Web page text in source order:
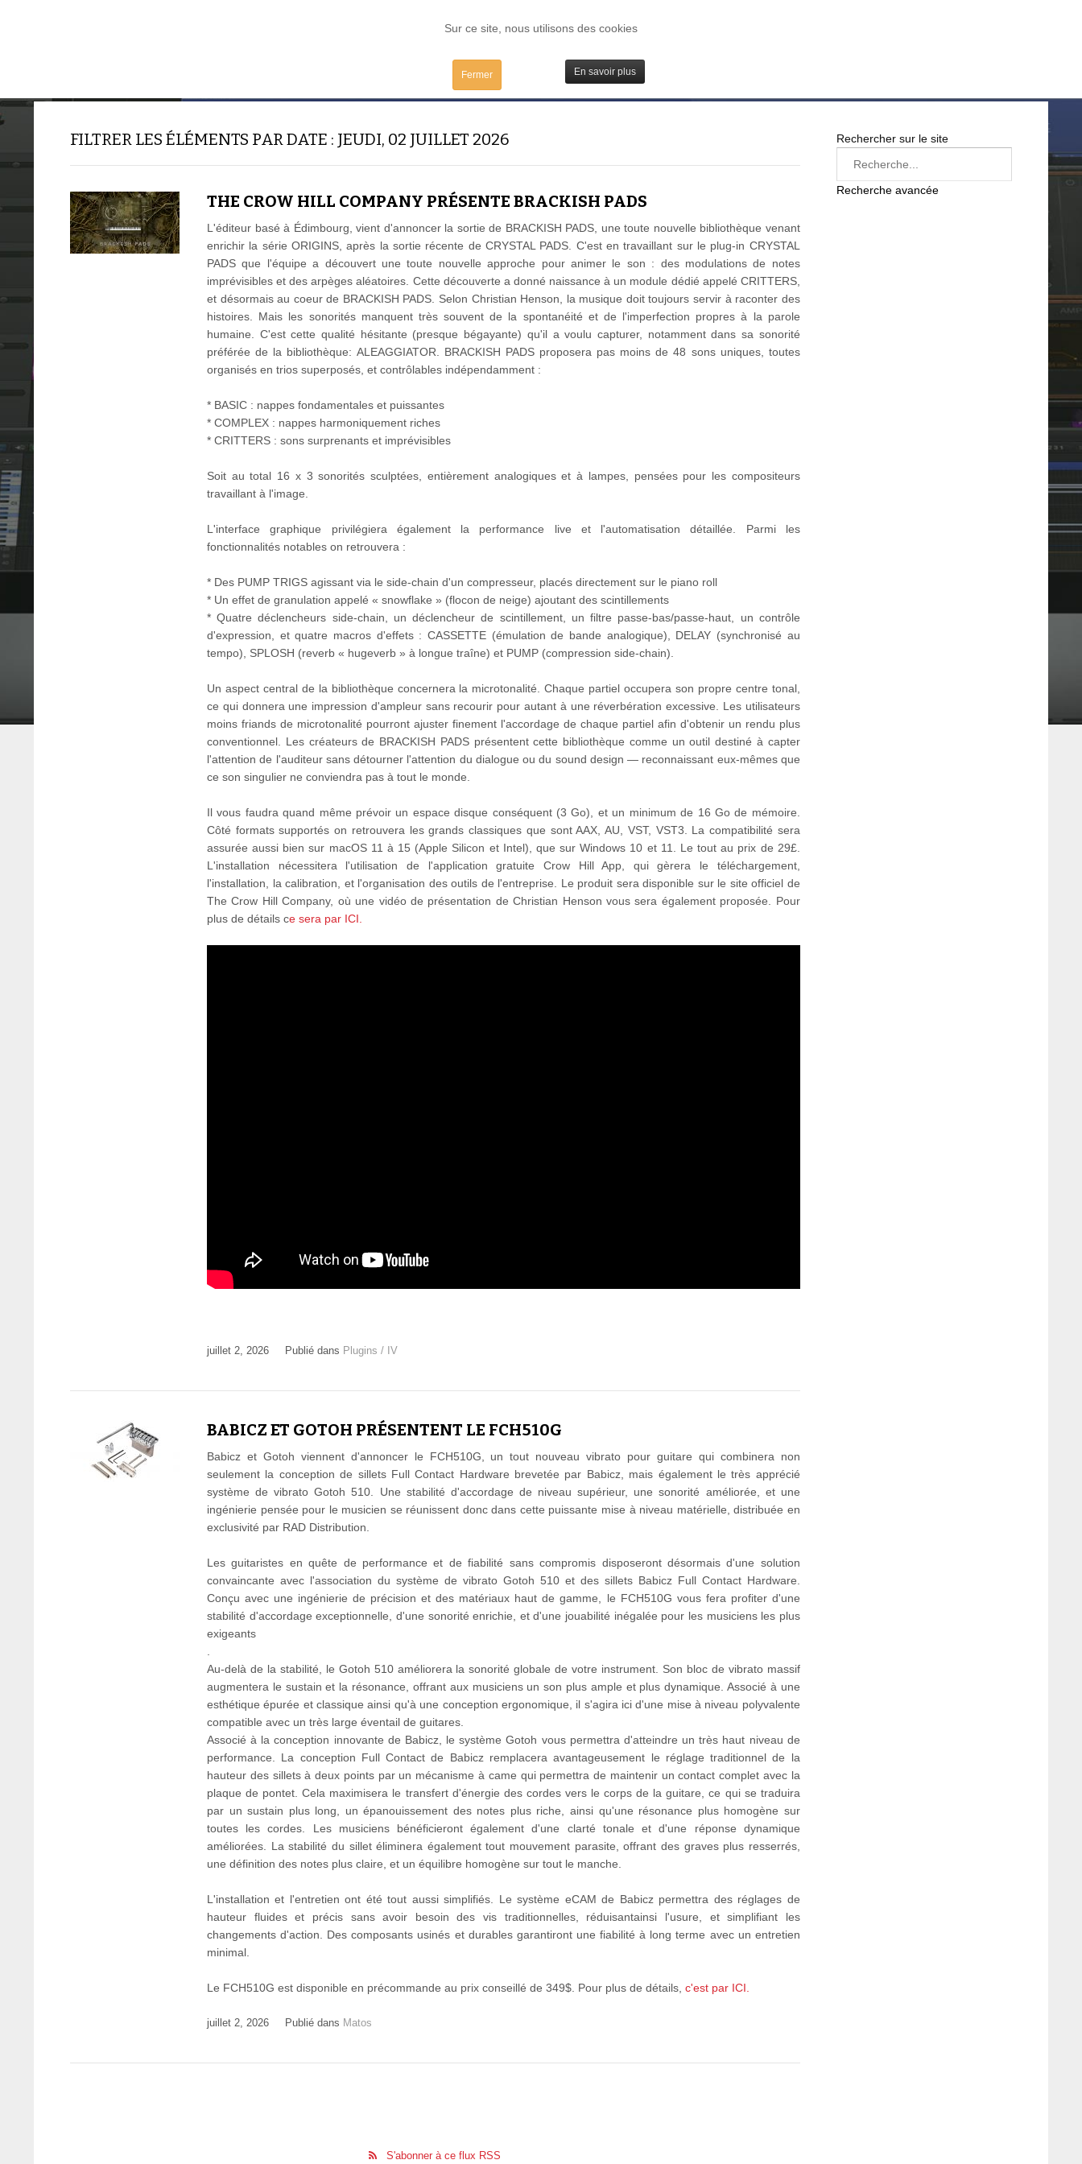
Sur ce site, nous utilisons des cookies
Fermer En savoir plus
TESTS IBIDULES / MAC PLUGS / IV
FILTRER LES ÉLÉMENTS PAR DATE : JEUDI, 02 JUILLET 2026
THE CROW HILL COMPANY PRÉSENTE BRACKISH PADS
L'éditeur basé à Édimbourg, vient d'annoncer la sortie de BRACKISH PADS, une toute nouvelle bibliothèque venant
enrichir la série ORIGINS, après la sortie récente de CRYSTAL PADS. C'est en travaillant sur le plug-in CRYSTAL
PADS que l'équipe a découvert une toute nouvelle approche pour animer le son : des modulations de notes
imprévisibles et des arpèges aléatoires. Cette découverte a donné naissance à un module dédié appelé CRITTERS,
et désormais au coeur de BRACKISH PADS. Selon Christian Henson, la musique doit toujours servir à raconter des
histoires. Mais les sonorités manquent très souvent de la spontanéité et de l'imperfection propres à la parole
humaine. C'est cette qualité hésitante (presque bégayante) qu'il a voulu capturer, notamment dans sa sonorité
préférée de la bibliothèque: ALEAGGIATOR. BRACKISH PADS proposera pas moins de 48 sons uniques, toutes
organisés en trios superposés, et contrôlables indépendamment :
* BASIC : nappes fondamentales et puissantes
* COMPLEX : nappes harmoniquement riches
* CRITTERS : sons surprenants et imprévisibles
Soit au total 16 x 3 sonorités sculptées, entièrement analogiques et à lampes, pensées pour les compositeurs
travaillant à l'image.
L'interface graphique privilégiera également la performance live et l'automatisation détaillée. Parmi les
fonctionnalités notables on retrouvera :
* Des PUMP TRIGS agissant via le side-chain d'un compresseur, placés directement sur le piano roll
* Un effet de granulation appelé « snowflake » (flocon de neige) ajoutant des scintillements
* Quatre déclencheurs side-chain, un déclencheur de scintillement, un filtre passe-bas/passe-haut, un contrôle
d'expression, et quatre macros d'effets : CASSETTE (émulation de bande analogique), DELAY (synchronisé au
tempo), SPLOSH (reverb « hugeverb » à longue traîne) et PUMP (compression side-chain).
Un aspect central de la bibliothèque concernera la microtonalité. Chaque partiel occupera son propre centre tonal,
ce qui donnera une impression d'ampleur sans recourir pour autant à une réverbération excessive. Les utilisateurs
moins friands de microtonalité pourront ajuster finement l'accordage de chaque partiel afin d'obtenir un rendu plus
conventionnel. Les créateurs de BRACKISH PADS présentent cette bibliothèque comme un outil destiné à capter
l'attention de l'auditeur sans détourner l'attention du dialogue ou du sound design — reconnaissant eux-mêmes que
ce son singulier ne conviendra pas à tout le monde.
Il vous faudra quand même prévoir un espace disque conséquent (3 Go), et un minimum de 16 Go de mémoire.
Côté formats supportés on retrouvera les grands classiques que sont AAX, AU, VST, VST3. La compatibilité sera
assurée aussi bien sur macOS 11 à 15 (Apple Silicon et Intel), que sur Windows 10 et 11. Le tout au prix de 29£.
L'installation nécessitera l'utilisation de l'application gratuite Crow Hill App, qui gèrera le téléchargement,
l'installation, la calibration, et l'organisation des outils de l'entreprise. Le produit sera disponible sur le site officiel de
The Crow Hill Company, où une vidéo de présentation de Christian Henson vous sera également proposée. Pour
plus de détails ce sera par ICI.
juillet 2, 2026 Publié dans Plugins / IV
BABICZ ET GOTOH PRÉSENTENT LE FCH510G
Babicz et Gotoh viennent d'annoncer le FCH510G, un tout nouveau vibrato pour guitare qui combinera non
seulement la conception de sillets Full Contact Hardware brevetée par Babicz, mais également le très apprécié
système de vibrato Gotoh 510. Une stabilité d'accordage de niveau supérieur, une sonorité améliorée, et une
ingénierie pensée pour le musicien se réunissent donc dans cette puissante mise à niveau matérielle, distribuée en
exclusivité par RAD Distribution.
Les guitaristes en quête de performance et de fiabilité sans compromis disposeront désormais d'une solution
convaincante avec l'association du système de vibrato Gotoh 510 et des sillets Babicz Full Contact Hardware.
Conçu avec une ingénierie de précision et des matériaux haut de gamme, le FCH510G vous fera profiter d'une
stabilité d'accordage exceptionnelle, d'une sonorité enrichie, et d'une jouabilité inégalée pour les musiciens les plus
exigeants
.
Au-delà de la stabilité, le Gotoh 510 améliorera la sonorité globale de votre instrument. Son bloc de vibrato massif
augmentera le sustain et la résonance, offrant aux musiciens un son plus ample et plus dynamique. Associé à une
esthétique épurée et classique ainsi qu'à une conception ergonomique, il s'agira ici d'une mise à niveau polyvalente
compatible avec un très large éventail de guitares.
Associé à la conception innovante de Babicz, le système Gotoh vous permettra d'atteindre un très haut niveau de
performance. La conception Full Contact de Babicz remplacera avantageusement le réglage traditionnel de la
hauteur des sillets à deux points par un mécanisme à came qui permettra de maintenir un contact complet avec la
plaque de pontet. Cela maximisera le transfert d'énergie des cordes vers le corps de la guitare, ce qui se traduira
par un sustain plus long, un épanouissement des notes plus riche, ainsi qu'une résonance plus homogène sur
toutes les cordes. Les musiciens bénéficieront également d'une clarté tonale et d'une réponse dynamique
améliorées. La stabilité du sillet éliminera également tout mouvement parasite, offrant des graves plus resserrés,
une définition des notes plus claire, et un équilibre homogène sur tout le manche.
L'installation et l'entretien ont été tout aussi simplifiés. Le système eCAM de Babicz permettra des réglages de
hauteur fluides et précis sans avoir besoin des vis traditionnelles, réduisantainsi l'usure, et simplifiant les
changements d'action. Des composants usinés et durables garantiront une fiabilité à long terme avec un entretien
minimal.
Le FCH510G est disponible en précommande au prix conseillé de 349$. Pour plus de détails, c'est par ICI.
juillet 2, 2026 Publié dans Matos
S'abonner à ce flux RSS
Rechercher sur le site
Recherche avancée